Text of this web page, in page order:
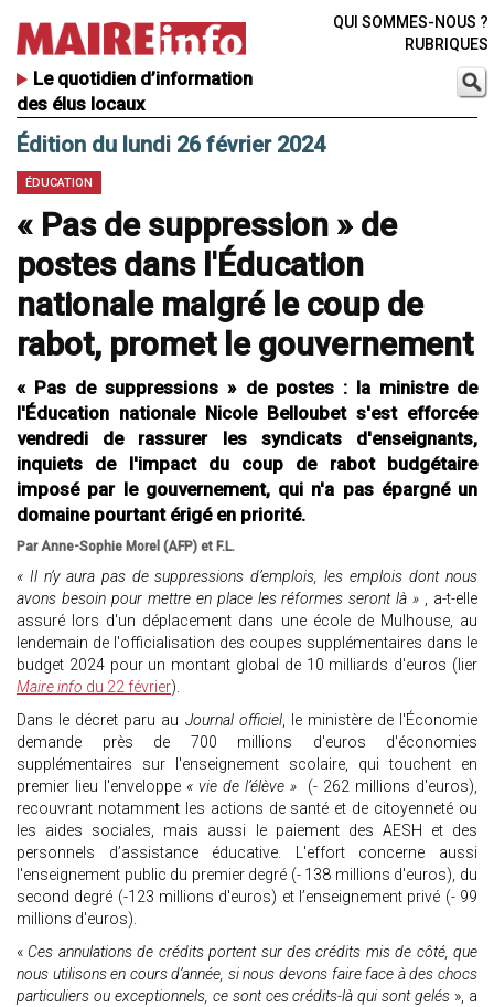
Le quotidien d’information
des élus locaux
QUI SOMMES-NOUS ?
RUBRIQUES
Édition du lundi 26 février 2024
ÉDUCATION
« Pas de suppression » de
postes dans l'Éducation
nationale malgré le coup de
rabot, promet le gouvernement
« Pas de suppressions » de postes : la ministre de
l'Éducation nationale Nicole Belloubet s'est efforcée
vendredi de rassurer les syndicats d'enseignants,
inquiets de l'impact du coup de rabot budgétaire
imposé par le gouvernement, qui n'a pas épargné un
domaine pourtant érigé en priorité.
Par Anne-Sophie Morel (AFP) et F.L.
« Il n’y aura pas de suppressions d’emplois, les emplois dont nous
avons besoin pour mettre en place les réformes seront là » , a-t-elle
assuré lors d'un déplacement dans une école de Mulhouse, au
lendemain de l'officialisation des coupes supplémentaires dans le
budget 2024 pour un montant global de 10 milliards d'euros (lier
Maire info du 22 février).
Dans le décret paru au Journal officiel, le ministère de l'Économie
demande près de 700 millions d'euros d'économies
supplémentaires sur l'enseignement scolaire, qui touchent en
premier lieu l'enveloppe « vie de l’élève »
(- 262 millions d'euros),
recouvrant notamment les actions de santé et de citoyenneté ou
les aides sociales, mais aussi le paiement des AESH et des
personnels d’assistance éducative. L'effort concerne aussi
l'enseignement public du premier degré (- 138 millions d'euros), du
second degré (-123 millions d'euros) et l’enseignement privé (- 99
millions d'euros).
« Ces annulations de crédits portent sur des crédits mis de côté, que
nous utilisons en cours d’année, si nous devons faire face à des chocs
particuliers ou exceptionnels, ce sont ces crédits-là qui sont gelés », a